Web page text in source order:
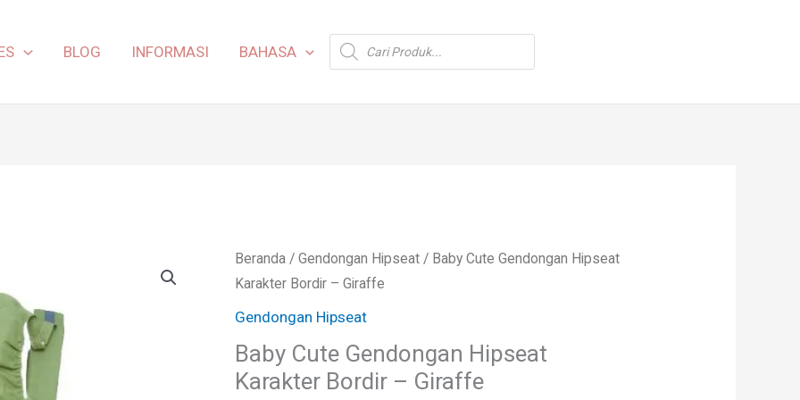
BLOG INFORMASI BAHASA
Products
search
Beranda / Gendongan Hipseat/ Baby Cute Gendongan Hipseat
Karakter Bordir – Giraffe
Gendongan Hipseat
Baby Cute Gendongan Hipseat
Karakter Bordir – Giraffe